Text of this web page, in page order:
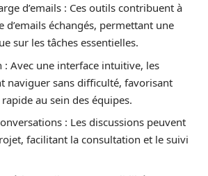
d’emails : Ces outils contribuent à
échangés, permettant une
sur les tâches essentielles.
: Avec une interface intuitive, les
naviguer sans difficulté, favorisant
au sein des équipes.
: Les discussions peuvent
facilitant la consultation et le suivi